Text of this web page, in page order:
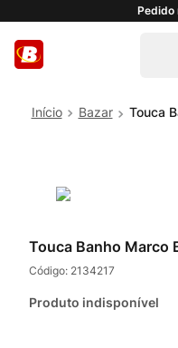
Pedido
Bazar Touca
Touca Banho Marco
Código: 2134217
Produto indisponível